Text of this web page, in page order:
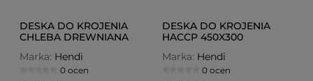
DESKA DO KROJENIA
CHLEBA DREWNIANA
Marka: Hendi
0 ocen
DESKA DO KROJENIA
HACCP 450X300
Marka: Hendi
0 ocen